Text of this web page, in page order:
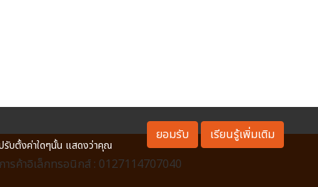
ค้าอิเล็กทรอนิกส์ : 0127114707040
รับตั้งค่าใดๆนั้น แสดงว่าคุณ
ยอมรับ เรียนรู้เพิ่มเติม